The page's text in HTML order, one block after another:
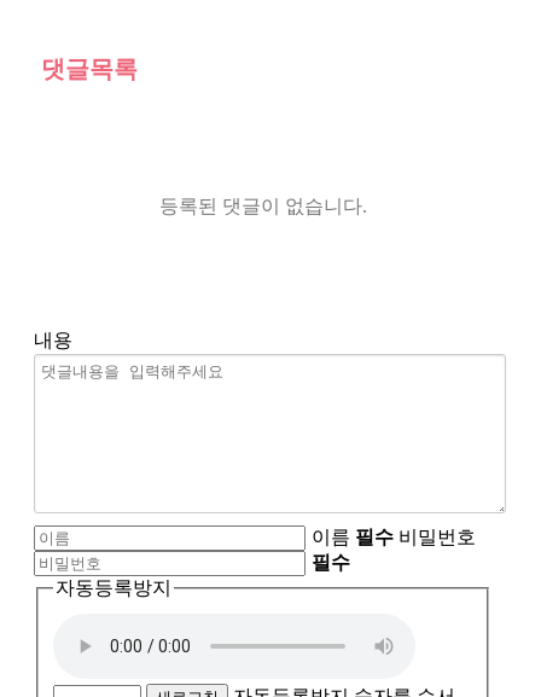
댓글목록
등록된 댓글이 없습니다.
내용
이름 필수 비밀번호
필수
자동등록방지